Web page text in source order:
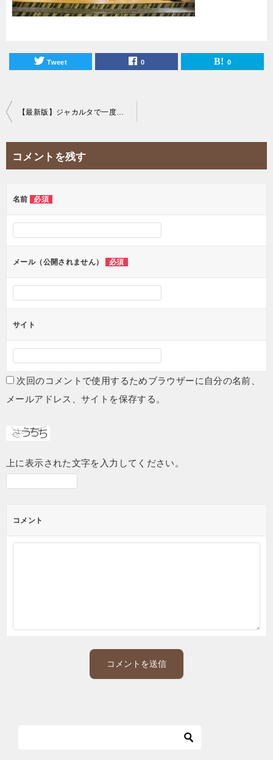
Tweet 0 0
投
ー
ョ
【最新版】ジャカルタで一度は食べたいご褒美ケーキ屋20選！
コメントを残す
名前 必須
メール（公開されません） 必須
サイト
次回のコメントで使用するためブラウザーに自分の名前、
メールアドレス、サイトを保存する。
上に表示された文字を入力してください。
コメント